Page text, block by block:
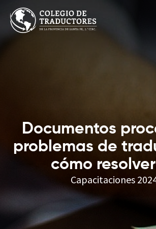
Beneficios
Área matriculados
Actividades
Contacto
Documentos
problemas de
cómo
Capacitaciones